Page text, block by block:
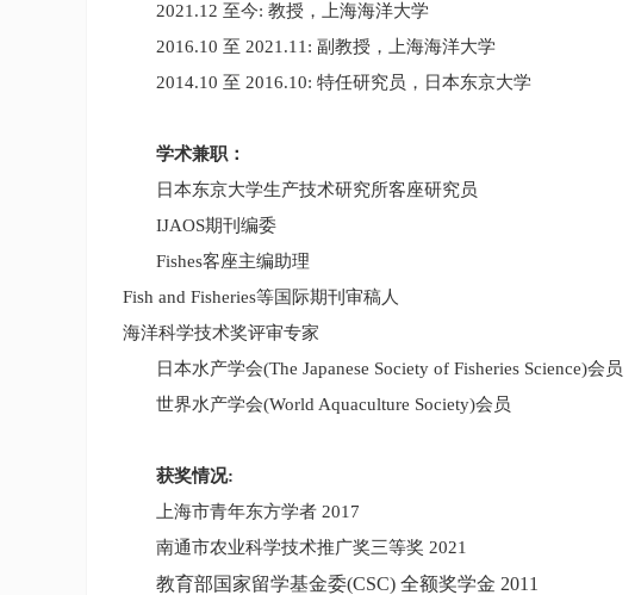
2021.12 至今: 教授，上海海洋大学
2016.10 至 2021.11: 副教授，上海海洋大学
2014.10 至 2016.10: 特任研究员，日本东京大学
学术兼职：
日本东京大学生产技术研究所客座研究员
IJAOS期刊编委
Fishes客座主编助理
Fish and Fisheries等国际期刊审稿人
海洋科学技术奖评审专家
日本水产学会(The Japanese Society of Fisheries Science)会员
世界水产学会(World Aquaculture Society)会员
获奖情况:
上海市青年东方学者 2017
南通市农业科学技术推广奖三等奖 2021
教育部国家留学基金委(CSC) 全额奖学金 2011